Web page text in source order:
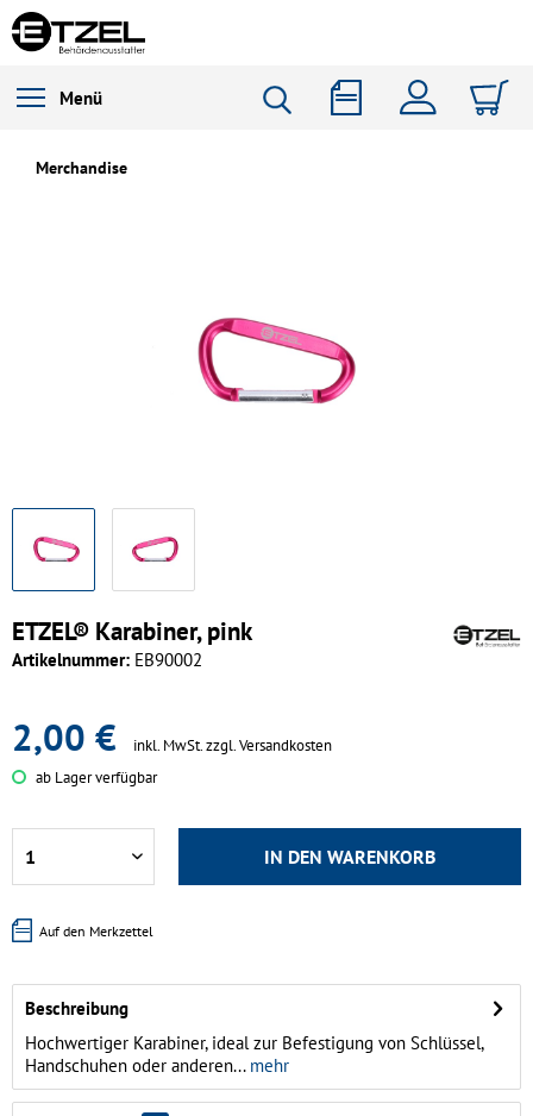
Menü
Merchandise
ETZEL® Karabiner, pink
Artikelnummer: EB90002
2,00 € inkl. MwSt.zzgl. Versandkosten
ab Lager verfügbar
IN DEN WARENKORB
Auf den Merkzettel
Beschreibung
Hochwertiger Karabiner, ideal zur Befestigung von Schlüssel,
Handschuhen oder anderen...mehr